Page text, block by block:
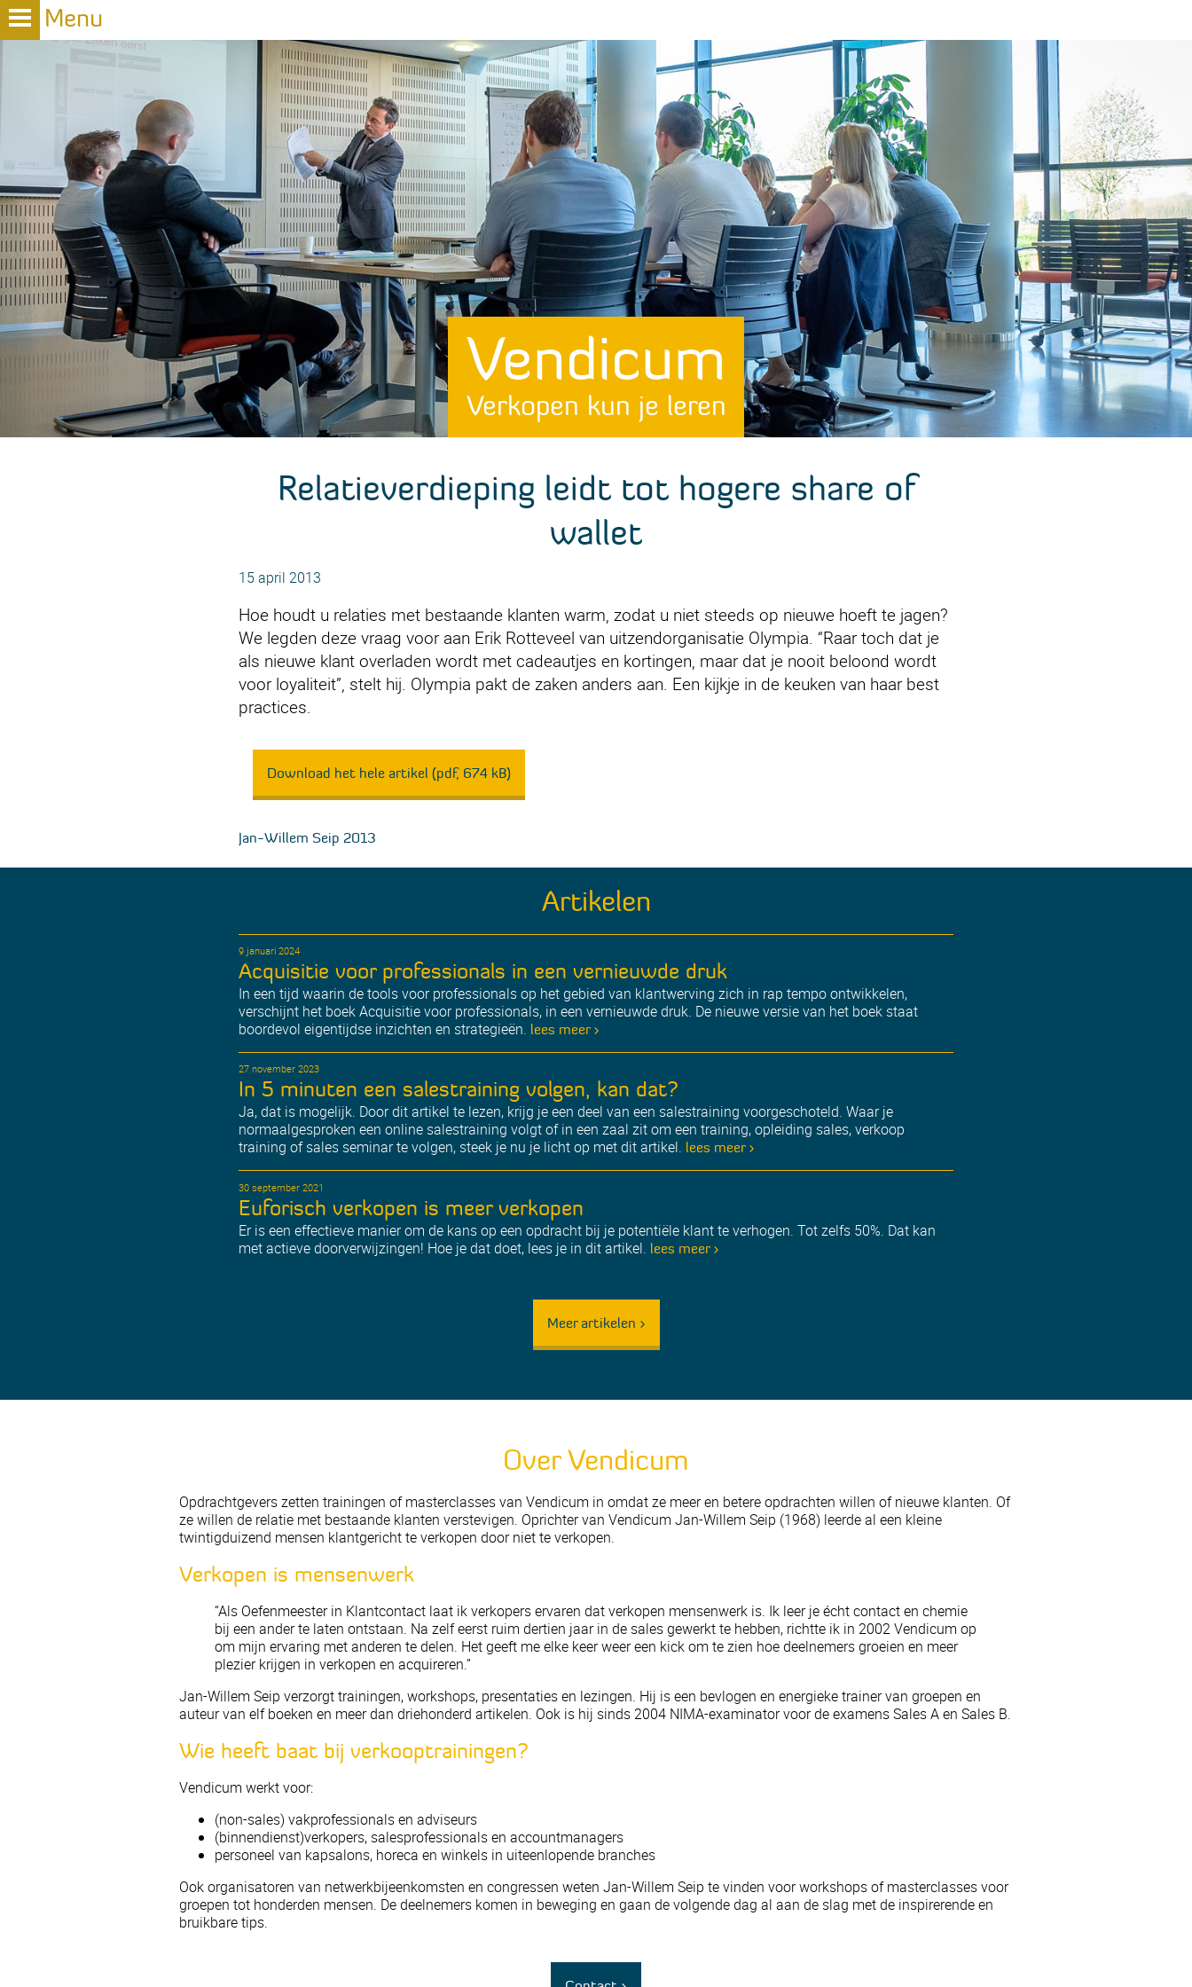
Vendicum
Verkopen kun je leren
Relatieverdieping leidt tot hogere share of
wallet
15 april 2013
Hoe houdt u relaties met bestaande klanten warm, zodat u niet steeds op nieuwe hoeft te jagen?
We legden deze vraag voor aan Erik Rotteveel van uitzendorganisatie Olympia. “Raar toch dat je
als nieuwe klant overladen wordt met cadeautjes en kortingen, maar dat je nooit beloond wordt
voor loyaliteit”, stelt hij. Olympia pakt de zaken anders aan. Een kijkje in de keuken van haar best
practices.
Download het hele artikel (pdf, 674 kB)
Jan-Willem Seip 2013
Artikelen
9 januari 2024
Acquisitie voor professionals in een vernieuwde druk
In een tijd waarin de tools voor professionals op het gebied van klantwerving zich in rap tempo ontwikkelen,
verschijnt het boek Acquisitie voor professionals, in een vernieuwde druk. De nieuwe versie van het boek staat
boordevol eigentijdse inzichten en strategieën. lees meer >
27 november 2023
In 5 minuten een salestraining volgen, kan dat?
Ja, dat is mogelijk. Door dit artikel te lezen, krijg je een deel van een salestraining voorgeschoteld. Waar je
normaalgesproken een online salestraining volgt of in een zaal zit om een training, opleiding sales, verkoop
training of sales seminar te volgen, steek je nu je licht op met dit artikel. lees meer >
30 september 2021
Euforisch verkopen is meer verkopen
Er is een effectieve manier om de kans op een opdracht bij je potentiële klant te verhogen. Tot zelfs 50%. Dat kan
met actieve doorverwijzingen! Hoe je dat doet, lees je in dit artikel. lees meer >
Meer artikelen >
Over Vendicum
Opdrachtgevers zetten trainingen of masterclasses van Vendicum in omdat ze meer en betere opdrachten willen of nieuwe klanten. Of
ze willen de relatie met bestaande klanten verstevigen. Oprichter van Vendicum Jan-Willem Seip (1968) leerde al een kleine
twintigduizend mensen klantgericht te verkopen door niet te verkopen.
Verkopen is mensenwerk
“Als Oefenmeester in Klantcontact laat ik verkopers ervaren dat verkopen mensenwerk is. Ik leer je écht contact en chemie
bij een ander te laten ontstaan. Na zelf eerst ruim dertien jaar in de sales gewerkt te hebben, richtte ik in 2002 Vendicum op
om mijn ervaring met anderen te delen. Het geeft me elke keer weer een kick om te zien hoe deelnemers groeien en meer
plezier krijgen in verkopen en acquireren.”
Jan-Willem Seip verzorgt trainingen, workshops, presentaties en lezingen. Hij is een bevlogen en energieke trainer van groepen en
auteur van elf boeken en meer dan driehonderd artikelen. Ook is hij sinds 2004 NIMA-examinator voor de examens Sales A en Sales B.
Wie heeft baat bij verkooptrainingen?
Vendicum werkt voor:
(non-sales) vakprofessionals en adviseurs
(binnendienst)verkopers, salesprofessionals en accountmanagers
personeel van kapsalons, horeca en winkels in uiteenlopende branches
Ook organisatoren van netwerkbijeenkomsten en congressen weten Jan-Willem Seip te vinden voor workshops of masterclasses voor
groepen tot honderden mensen. De deelnemers komen in beweging en gaan de volgende dag al aan de slag met de inspirerende en
bruikbare tips.